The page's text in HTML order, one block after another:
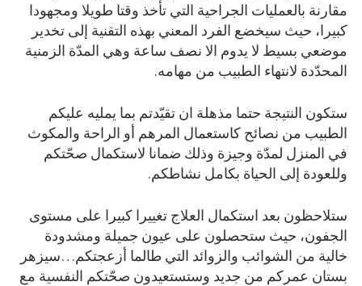
مقارنة بالعمليات الجراحية التي تأخذ وقتا طويلا ومجهودا
كبيرا، حيث سيخضع الفرد المعني بهذه التقنية إلى تخدير
موضعي بسيط لا يدوم الا نصف ساعة وهي المدّة الزمنية
المحدّدة لانتهاء الطبيب من مهامه.
ستكون النتيجة حتما مذهلة ان تقيّدتم بما يمليه عليكم
الطبيب من نصائح كاستعمال المرهم أو الراحة والمكوث
في المنزل لمدّة وجيزة وذلك ضمانا لاستكمال صحّتكم
وللعودة إلى الحياة بكامل نشاطكم.
ستلاحظون بعد استكمال العلاج تغييرا كبيرا على مستوى
الجفون، حيث ستحصلون على عيون جميلة ومشدودة
خالية من الشوائب والزوائد التي طالما أزعجتكم…سيزهر
بستان عمركم من جديد وستستعيدون صحّتكم النفسية مع